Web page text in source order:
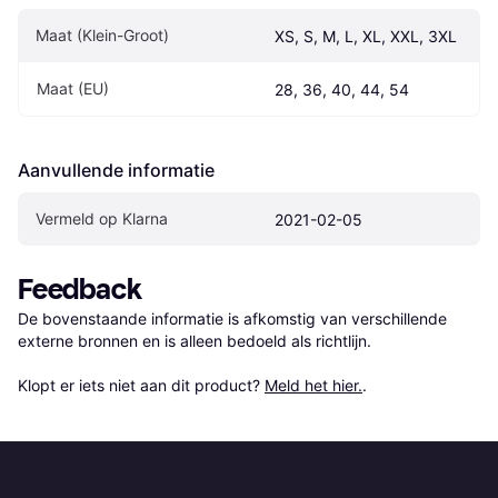
Maat (Klein-Groot) XS, S, M, L, XL, XXL, 3XL
Maat (EU) 28, 36, 40, 44, 54
Aanvullende informatie
Vermeld op Klarna 2021-02-05
Feedback
De bovenstaande informatie is afkomstig van verschillende
externe bronnen en is alleen bedoeld als richtlijn.
Klopt er iets niet aan dit product? Meld het hier..